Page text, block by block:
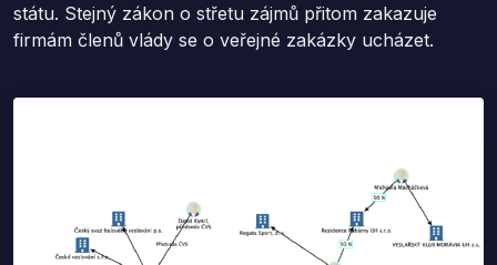
státu. Stejný zákon o střetu zájmů přitom zakazuje
firmám členů vlády se o veřejné zakázky ucházet.